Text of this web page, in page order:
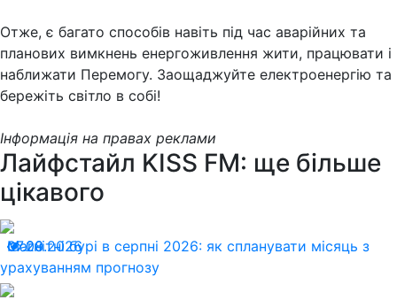
Отже, є багато способів навіть під час аварійних та
планових вимкнень енергоживлення жити, працювати і
наближати Перемогу. Заощаджуйте електроенергію та
бережіть світло в собі!
Інформація на правах реклами
Лайфстайл KISS FM: ще більше
цікавого
07.08.2026
20
Магнітні бурі в серпні 2026: як спланувати місяць з
урахуванням прогнозу